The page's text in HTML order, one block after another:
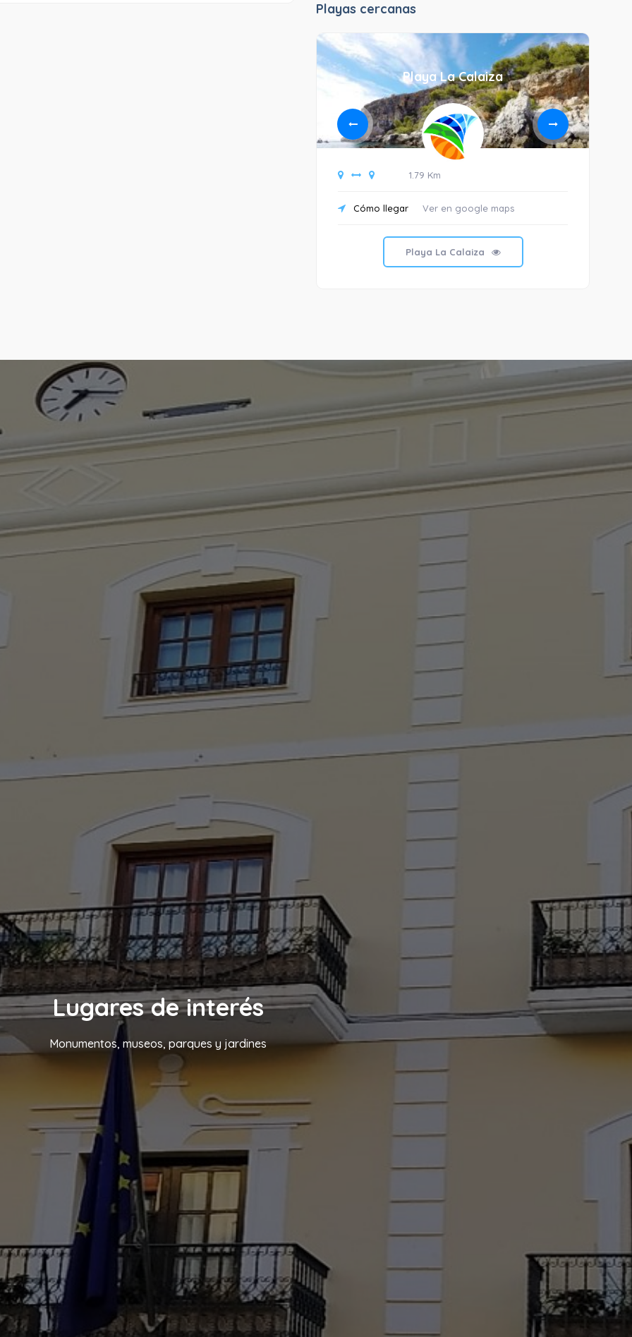
Playas cercanas
Playa La Calaiza
1.79 Km
Cómo llegar Ver en google maps
Playa La Calaiza
Lugares de interés
Monumentos, museos, parques y jardines